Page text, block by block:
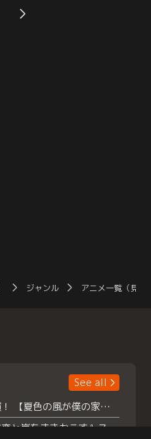
ることに。地下の祭壇の間でサリフ
ィと一晩過ごしていたが、強い風で
ジャンル アニメ一覧（見放
See all
浮所飛貴主演！ 【夏色の風が僕の家にやってきた】 本日よりテラサで独占配信スタート！
『夏色の雲が恋と嵐をまきおこす』スペシャルメイキング 【Part1】2026年７月18日（土）23時30分～配信スタート！話題のシーンの裏側を大公開！豪華キャスト大集合！ 『武宮家 真夏の家族会議』開催！